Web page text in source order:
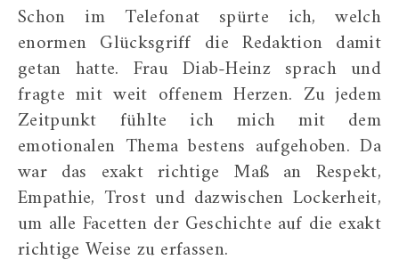
Schon im Telefonat spürte ich, welch
enormen Glücksgriff die Redaktion damit
getan hatte. Frau Diab-Heinz sprach und
fragte mit weit offenem Herzen. Zu jedem
Zeitpunkt fühlte ich mich mit dem
emotionalen Thema bestens aufgehoben. Da
war das exakt richtige Maß an Respekt,
Empathie, Trost und dazwischen Lockerheit,
um alle Facetten der Geschichte auf die exakt
richtige Weise zu erfassen.